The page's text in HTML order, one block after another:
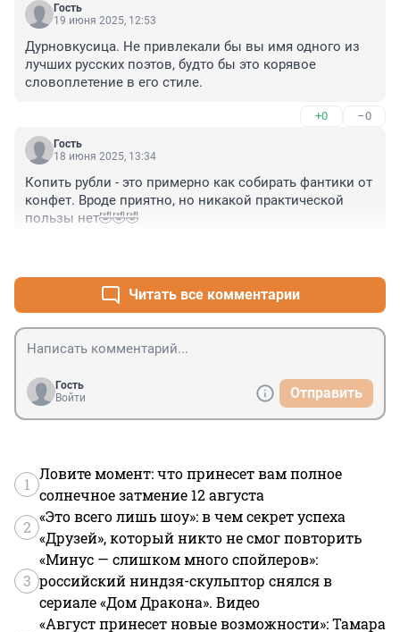
Гость
19 июня 2025, 12:53
Дурновкусица. Не привлекали бы вы имя одного из
лучших русских поэтов, будто бы это корявое
словоплетение в его стиле.
+0 –0
Гость
18 июня 2025, 13:34
Копить рубли - это примерно как собирать фантики от
конфет. Вроде приятно, но никакой практической
пользы нет🤣🤣🤣
Читать все комментарии
Гость
Войти
Отправить
1
Ловите момент: что принесет вам полное
солнечное затмение 12 августа
2
«Это всего лишь шоу»: в чем секрет успеха
«Друзей», который никто не смог повторить
3
«Минус — слишком много спойлеров»:
российский ниндзя-скульптор снялся в
сериале «Дом Дракона». Видео
«Август принесет новые возможности»: Тамара